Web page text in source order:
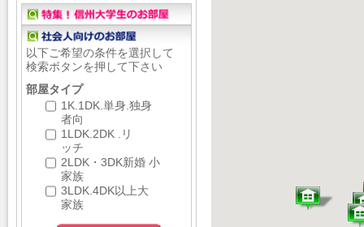
以下ご希望の条件を選択して
検索ボタンを押して下さい
部屋タイプ
1K.1DK.単身.独身
者向
1LDK.2DK .リ
ッチ
2LDK・3DK新婚 小
家族
3LDK.4DK以上大
家族